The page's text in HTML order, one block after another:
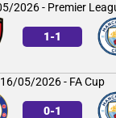
2026 - Premier
1-1
16/05/2026 - FA Cup
0-1